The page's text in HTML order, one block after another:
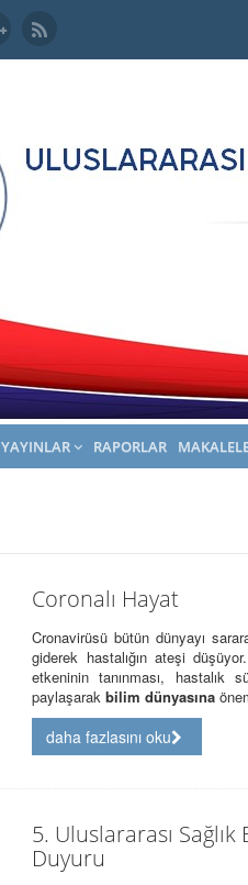
YAYINLAR RAPORLAR
Coronalı Hayat
Cronavirüsü bütün dünyayı
giderek hastalığın ateşi
etkeninin tanınması,
paylaşarakbilim dünyasına
daha fazlasını oku
5. Uluslararası
Duyuru